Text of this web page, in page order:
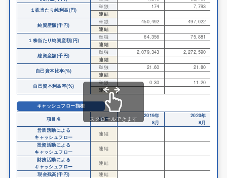
１株当たり純利益(円)
単独 174
7,793
連結
純資産額(千円)
単独 450,492
497,022
連結
１株当たり純資産額(円)
単独 64,356
75,881
連結
総資産額(千円)
単独 2,079,343
2,272,590
連結
自己資本比率(%)
単独 21.60
21.80
連結
自己資本利益率(%)
単独 0.30
11.20
連結
キャッシュフロー指標
項目名
決算
2019年
8月
2020年
8月
営業活動による
キャッシュフロー
連結
投資活動による
キャッシュフロー
連結
財務活動による
キャッシュフロー
連結
現金残高(千円)
連結
スクロールできます